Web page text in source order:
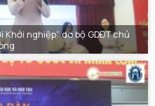
nghiệp” do bộ GDĐT chủ